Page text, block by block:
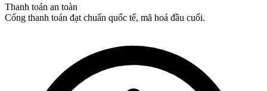
Thanh toán an toàn
Cổng thanh toán đạt chuẩn quốc tế, mã hoá đầu cuối.